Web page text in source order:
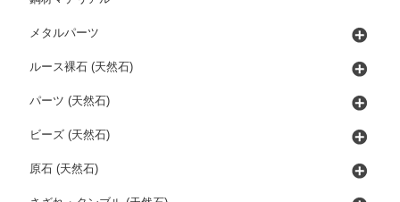
メタルパーツ
ルース裸石 (天然石)
パーツ (天然石)
ビーズ (天然石)
原石 (天然石)